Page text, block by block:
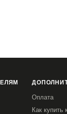
Оплата
Как купить